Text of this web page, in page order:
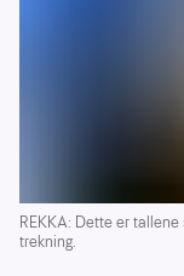
REKKA: Dette er
trekning.